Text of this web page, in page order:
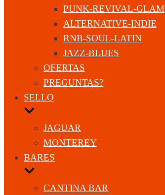
PUNK-REVIVAL-GLAM
ALTERNATIVE-INDIE
RNB-SOUL-LATIN
JAZZ-BLUES
OFERTAS
PREGUNTAS?
SELLO
JAGUAR
MONTEREY
BARES
CANTINA BAR